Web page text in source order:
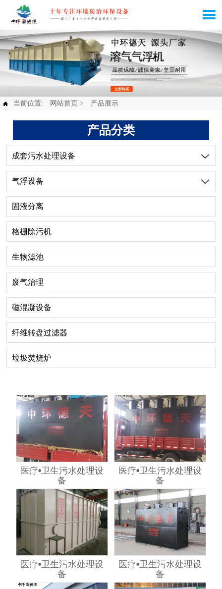

 当前位置: 网站首页 > 产品展示
产品分类
成套污水处理设备 
气浮设备 
固液分离
格栅除污机
生物滤池
废气治理
磁混凝设备
纤维转盘过滤器
垃圾焚烧炉
医疗•卫生污水处理设
备
医疗•卫生污水处理设
备
医疗•卫生污水处理设
备
医疗•卫生污水处理设
备